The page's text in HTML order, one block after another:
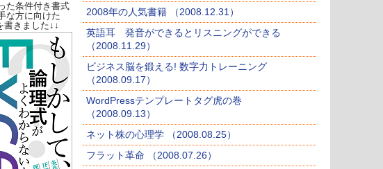
た条件付き書式
な方に向けた
書きました↓↓
2008年の人気書籍 （2008.12.31）
英語耳 発音ができるとリスニングができる
（2008.11.29）
ビジネス脳を鍛える! 数字力トレーニング
（2008.09.17）
WordPressテンプレートタグ虎の巻
（2008.09.13）
ネット株の心理学 （2008.08.25）
フラット革命 （2008.07.26）